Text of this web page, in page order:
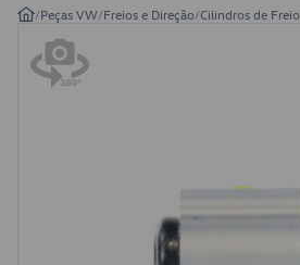
/Peças VW/Freios e Direção/Cilindros de Freio